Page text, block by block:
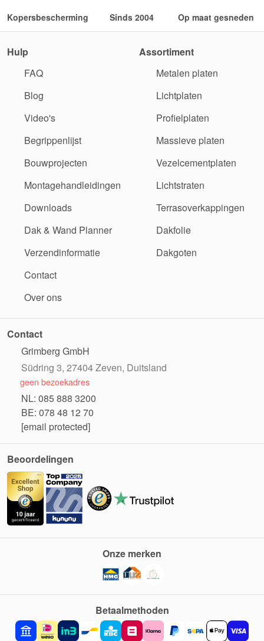
Kopersbescherming Sinds 2004 Op maat gesneden
Hulp
FAQ
Blog
Video's
Begrippenlijst
Bouwprojecten
Montagehandleidingen
Downloads
Dak & Wand Planner
Verzendinformatie
Contact
Over ons
Assortiment
Metalen platen
Lichtplaten
Profielplaten
Massieve platen
Vezelcementplaten
Lichtstraten
Terrasoverkappingen
Dakfolie
Dakgoten
Contact
Grimberg GmbH
Südring 3, 27404 Zeven, Duitsland
geen bezoekadres
NL: 085 888 3200
BE: 078 48 12 70
[email protected]
Beoordelingen
Betaalmethoden
Onze merken